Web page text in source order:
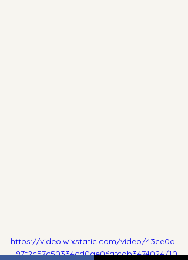
https://video.wixstatic.com/video/43ce0d
_97f2c57c50334cd0ae06afcab3474024/10